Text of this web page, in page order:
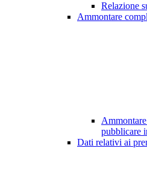
Relazione
Ammontare
pubblicare
Dati relativi ai